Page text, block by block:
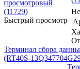
Быстрый просмотр
Терминал сбора
(RT40S-